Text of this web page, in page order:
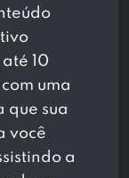
10
uma
que sua
você
a